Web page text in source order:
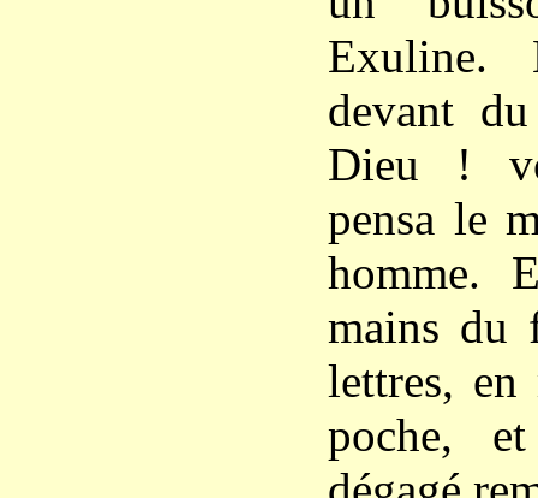
Exuline.
devant
Dieu !
pensa le
homme.
mains du
lettres, en
poche,